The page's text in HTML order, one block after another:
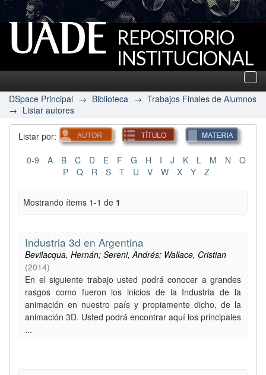
REPOSITORIO
INSTITUCIONAL
UADE
DSpace Principal → Biblioteca → Trabajos Finales de Alumnos
→ Listar autores
Listar por:
0-9 A B C D E F G H I J K L M N
O
P
Q R S T U V W X Y Z
Mostrando ítems 1-1 de 1
Industria 3d en Argentina
Bevilacqua, Hernán; Sereni, Andrés; Wallace, Cristian
(2014)
En el siguiente trabajo usted podrá conocer a grandes
rasgos como fueron los inicios de la Industria de la
animación en nuestro país y propiamente dicho, de la
animación 3D. Usted podrá encontrar aquí los principales
...